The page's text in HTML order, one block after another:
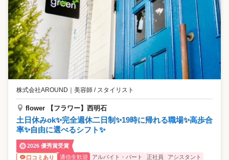
株式会社AROUND ｜ 美容師 / スタイリスト
flower 【フラワー】西明石
土日休みok✨完全週休二日制✨19時に帰れる職場✨高歩合
率✨自由に選べるシフト✨
2026 優秀賞受賞
口コミあり
通信生歓迎 アルバイト・パート 正社員
アシスタント